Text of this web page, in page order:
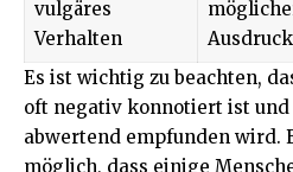
vulgäres
Verhalten
Es ist wichtig zu beachten,
oft negativ konnotiert ist und
abwertend empfunden wird.
möglich, dass einige